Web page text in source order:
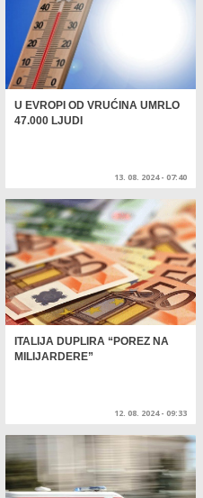
U EVROPI OD VRUĆINA UMRLO
47.000 LJUDI
13. 08. 2024 - 07:40
ITALIJA DUPLIRA “POREZ NA
MILIJARDERE”
12. 08. 2024 - 09:33